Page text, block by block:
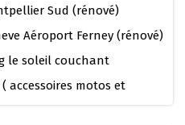
Sud (rénové)
Aéroport Ferney (rénové)
le soleil couchant
accessoires motos et